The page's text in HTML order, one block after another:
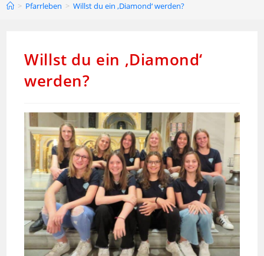
> Pfarrleben > Willst du ein ‚Diamond‘ werden?
Willst du ein ‚Diamond‘
werden?